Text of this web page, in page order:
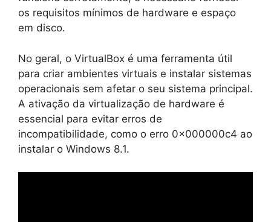
os requisitos mínimos de hardware e espaço
em disco.
No geral, o VirtualBox é uma ferramenta útil
para criar ambientes virtuais e instalar sistemas
operacionais sem afetar o seu sistema principal.
A ativação da virtualização de hardware é
essencial para evitar erros de
incompatibilidade, como o erro 0x000000c4 ao
instalar o Windows 8.1.